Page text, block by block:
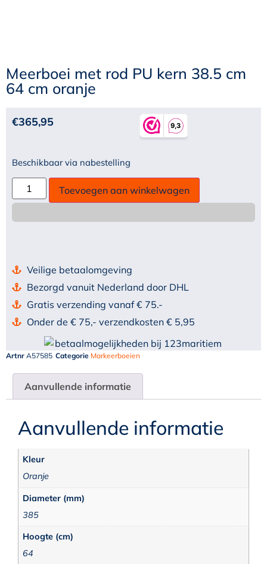
Meerboei met rod PU kern 38.5 cm
64 cm oranje
€365,95
Beschikbaar via nabestelling
Toevoegen aan winkelwagen
Veilige betaalomgeving
Bezorgd vanuit Nederland door DHL
Gratis verzending vanaf € 75.-
Onder de € 75,- verzendkosten € 5,95
Artnr A57585 Categorie Markeerboeien
Aanvullende informatie
Aanvullende informatie
Kleur
Oranje
Diameter (mm)
385
Hoogte (cm)
64